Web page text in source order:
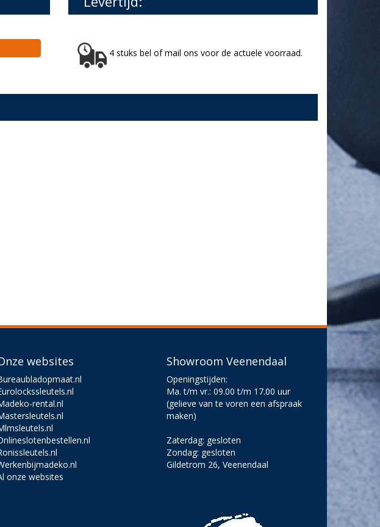
4 stuks bel of mail ons voor de actuele voorraad.
websites
rental.nl
onze websites
Showroom Veenendaal
Openingstijden:
Ma. t/m vr.: 09.00 t/m 17.00 uur
(gelieve van te voren een afspraak
maken)
Zaterdag: gesloten
Zondag: gesloten
Gildetrom 26, Veenendaal